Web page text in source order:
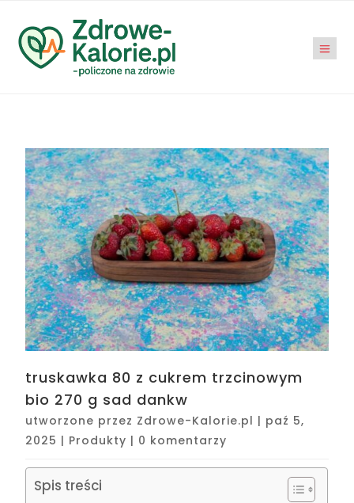
truskawka 80 z cukrem trzcinowym
bio 270 g sad dankw
utworzone przez Zdrowe-Kalorie.pl | paź 5,
2025 | Produkty | 0 komentarzy
Spis treści